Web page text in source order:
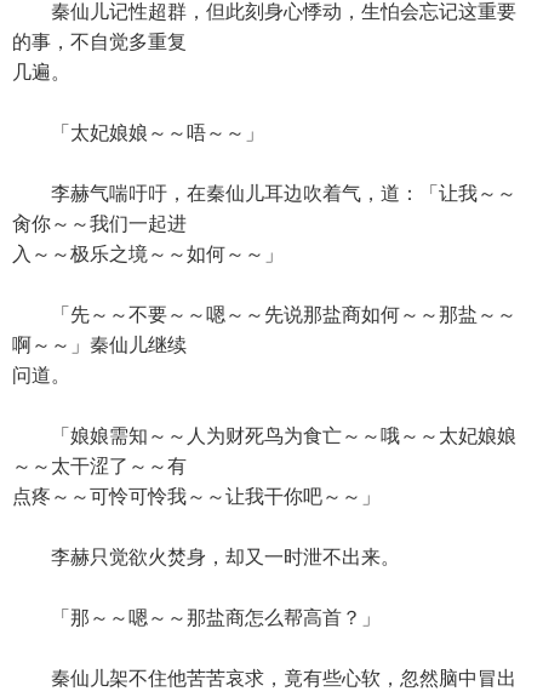
秦仙儿记性超群，但此刻身心悸动，生怕会忘记这重要
的事，不自觉多重复
几遍。
「太妃娘娘～～唔～～」
李赫气喘吁吁，在秦仙儿耳边吹着气，道：「让我～～
肏你～～我们一起进
入～～极乐之境～～如何～～」
「先～～不要～～嗯～～先说那盐商如何～～那盐～～
啊～～」秦仙儿继续
问道。
「娘娘需知～～人为财死鸟为食亡～～哦～～太妃娘娘
～～太干涩了～～有
点疼～～可怜可怜我～～让我干你吧～～」
李赫只觉欲火焚身，却又一时泄不出来。
「那～～嗯～～那盐商怎么帮高首？」
秦仙儿架不住他苦苦哀求，竟有些心软，忽然脑中冒出